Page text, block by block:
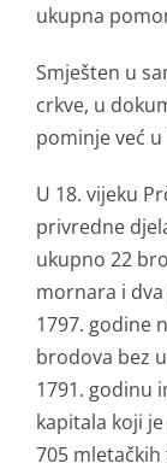
ukupna
Smješten u
crkve, u
pominje već u
U 18. vijeku
privredne
ukupno 22
mornara i
1797. godine
brodova bez
1791. godinu
kapitala koji
705 mletačkih